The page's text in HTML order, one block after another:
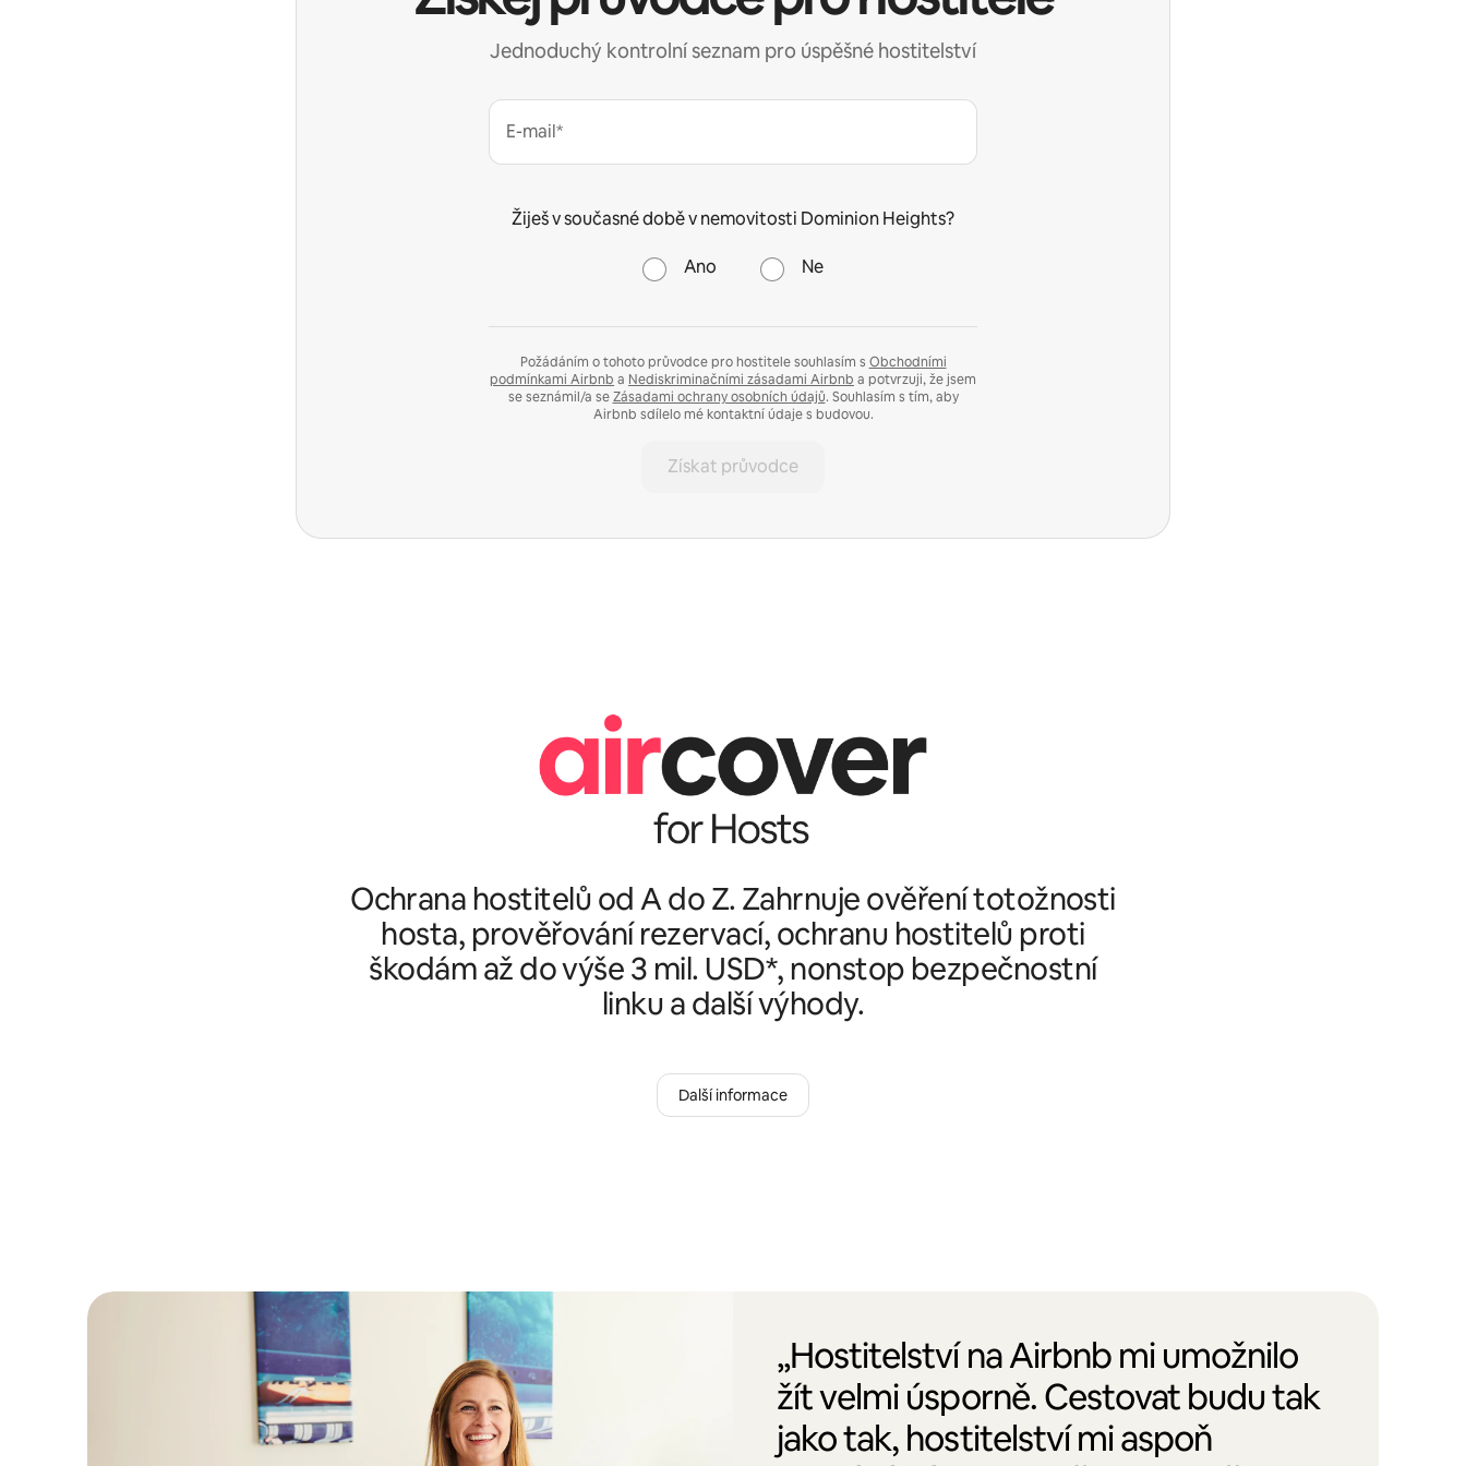
Jednoduchý kontrolní seznam pro úspěšné hostitelství
E-mail*
Žiješ v současné době v nemovitosti Dominion Heights?
Ano Ne
Požádáním o tohoto průvodce pro hostitele souhlasím s Obchodními
podmínkami Airbnb a Nediskriminačními zásadami Airbnb a potvrzuji, že jsem
se seznámil/a seZásadami ochrany osobních údajů. Souhlasím s tím, aby
Airbnb sdílelo mé kontaktní údaje s budovou.
Získat průvodce
Ochrana hostitelů od A do Z. Zahrnuje ověření totožnosti
hosta, prověřování rezervací, ochranu hostitelů proti
škodám až do výše 3 mil. USD*, nonstop bezpečnostní
linku a další výhody.
Další informace
„Hostitelství na Airbnb mi umožnilo
žít velmi úsporně. Cestovat budu tak
jako tak, hostitelství mi aspoň